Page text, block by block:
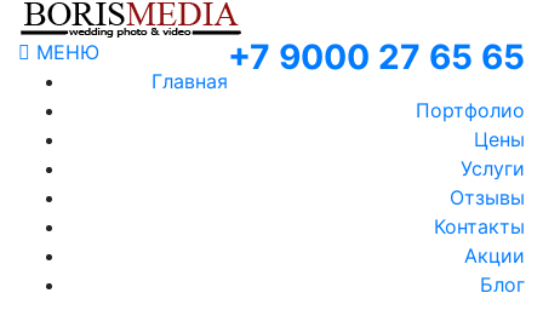
+7 9000 27 65 65
МЕНЮ
Главная
Портфолио
Цены
Услуги
Отзывы
Контакты
Акции
Блог